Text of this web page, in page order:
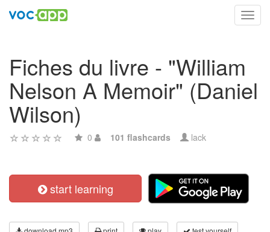
Fiches du livre - "William
Nelson A Memoir" (Daniel
Wilson)
0 101 flashcards lack
start learning